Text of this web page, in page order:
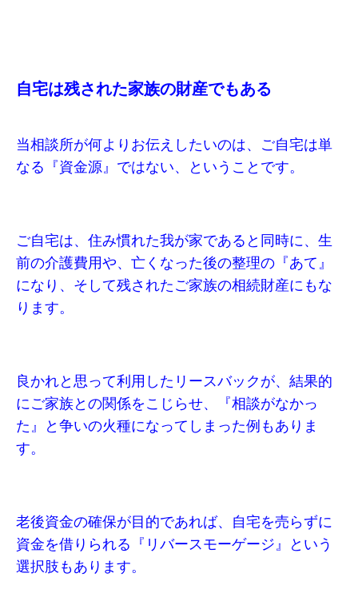
自宅は残された家族の財産でもある
当相談所が何よりお伝えしたいのは、ご自宅は単
なる『資金源』ではない、ということです。
ご自宅は、住み慣れた我が家であると同時に、生
前の介護費用や、亡くなった後の整理の『あて』
になり、そして残されたご家族の相続財産にもな
ります。
良かれと思って利用したリースバックが、結果的
にご家族との関係をこじらせ、『相談がなかっ
た』と争いの火種になってしまった例もありま
す。
老後資金の確保が目的であれば、自宅を売らずに
資金を借りられる『リバースモーゲージ』という
選択肢もあります。